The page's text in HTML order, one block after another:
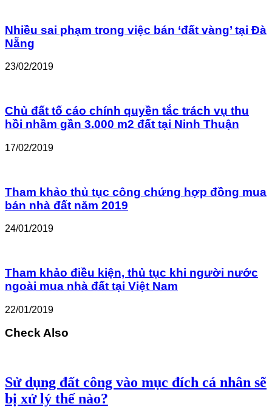
Nhiều sai phạm trong việc bán ‘đất vàng’ tại Đà
Nẵng
23/02/2019
Chủ đất tố cáo chính quyền tắc trách vụ thu
hồi nhầm gần 3.000 m2 đất tại Ninh Thuận
17/02/2019
Tham khảo thủ tục công chứng hợp đồng mua
bán nhà đất năm 2019
24/01/2019
Tham khảo điều kiện, thủ tục khi người nước
ngoài mua nhà đất tại Việt Nam
22/01/2019
Check Also
Sử dụng đất công vào mục đích cá nhân sẽ
bị xử lý thế nào?